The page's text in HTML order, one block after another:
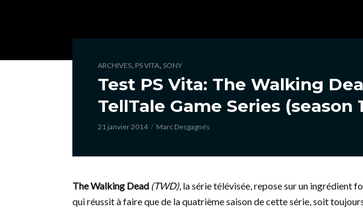
ARCHIVES, PS VITA, SONY
Test PS Vita: The Walking
TellTale Game Series (season
21 janvier 2014 Marc Desgagnés
The Walking Dead (TWD), la série télévisée, repose sur un ingrédient
qui réussit à faire que de la quatrième saison de cette série, soit